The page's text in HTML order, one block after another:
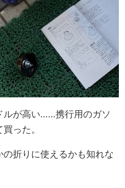
ルが高い……携行用のガソ
った。
折りに使えるかも知れな